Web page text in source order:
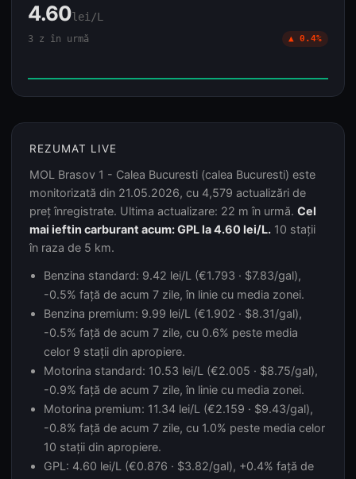
4.60lei/L
3 z în urmă ▲ 0.4%
REZUMAT LIVE
MOL Brasov 1 - Calea Bucuresti (calea Bucuresti) este
monitorizată din 21.05.2026, cu 4,579 actualizări de
preț înregistrate. Ultima actualizare: 22 m în urmă. Cel
mai ieftin carburant acum: GPL la 4.60 lei/L. 10 stații
în raza de 5 km.
Benzina standard: 9.42 lei/L (€1.793 · $7.83/gal),
-0.5% față de acum 7 zile, în linie cu media zonei.
Benzina premium: 9.99 lei/L (€1.902 · $8.31/gal),
-0.5% față de acum 7 zile, cu 0.6% peste media
celor 9 stații din apropiere.
Motorina standard: 10.53 lei/L (€2.005 · $8.75/gal),
-0.9% față de acum 7 zile, în linie cu media zonei.
Motorina premium: 11.34 lei/L (€2.159 · $9.43/gal),
-0.8% față de acum 7 zile, cu 1.0% peste media celor
10 stații din apropiere.
GPL: 4.60 lei/L (€0.876 · $3.82/gal), +0.4% față de